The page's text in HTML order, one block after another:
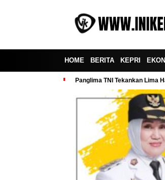
HOME BERITA KEPRI
Panglima TNI Tekankan Lima